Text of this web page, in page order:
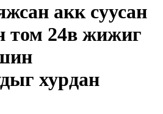
акк суусан
том 24в жижиг
хурдан